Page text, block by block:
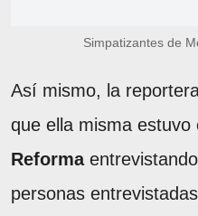
Simpatizantes de
Así mismo, la
que ella misma estuvo
Reforma
personas entrevistadas